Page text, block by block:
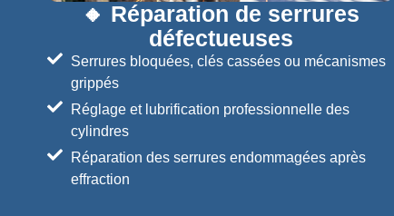
🔸 Réparation de serrures
défectueuses
Serrures bloquées, clés cassées ou mécanismes
grippés
Réglage et lubrification professionnelle des
cylindres
Réparation des serrures endommagées après
effraction